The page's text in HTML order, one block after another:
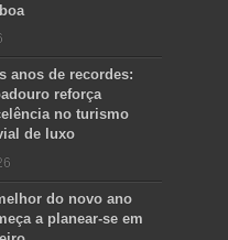
anos de recordes:
reforça
no turismo
de luxo
do novo ano
a planear-se em